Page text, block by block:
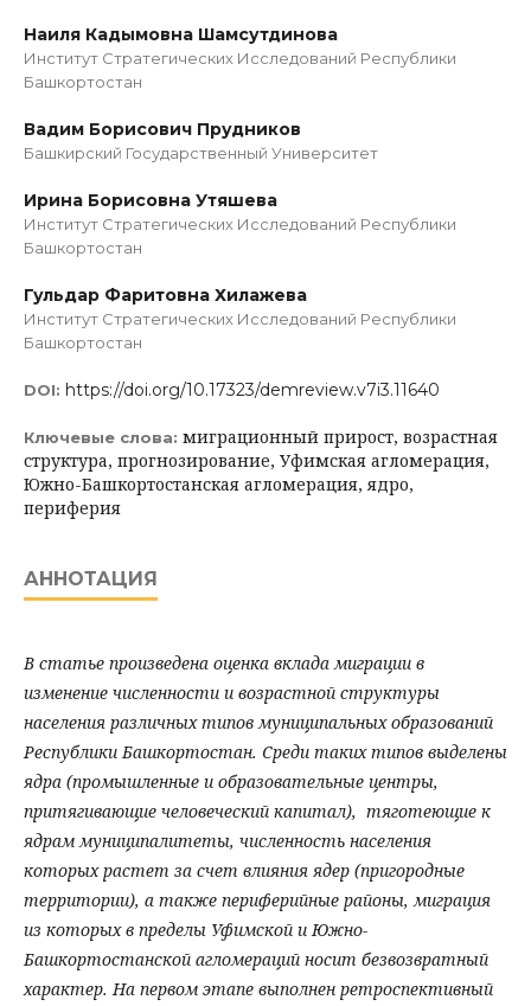
Наиля Кадымовна Шамсутдинова
Институт Стратегических Исследований Республики
Башкортостан
Вадим Борисович Прудников
Башкирский Государственный Университет
Ирина Борисовна Утяшева
Институт Стратегических Исследований Республики
Башкортостан
Гульдар Фаритовна Хилажева
Институт Стратегических Исследований Республики
Башкортостан
DOI: https://doi.org/10.17323/demreview.v7i3.11640
Ключевые слова: миграционный прирост, возрастная
структура, прогнозирование, Уфимская агломерация,
Южно-Башкортостанская агломерация, ядро,
периферия
АННОТАЦИЯ
В статье произведена оценка вклада миграции в
изменение численности и возрастной структуры
населения различных типов муниципальных образований
Республики Башкортостан. Среди таких типов выделены
ядра (промышленные и образовательные центры,
притягивающие человеческий капитал), тяготеющие к
ядрам муниципалитеты, численность населения
которых растет за счет влияния ядер (пригородные
территории), а также периферийные районы, миграция
из которых в пределы Уфимской и Южно-
Башкортостанской агломераций носит безвозвратный
характер. На первом этапе выполнен ретроспективный